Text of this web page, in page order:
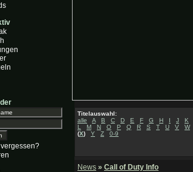
Titelauswahl:
alle
A B C D E F G H I J
K
L
M N O P Q R S T U V
W
(X) Y Z 0-9
News » Call of Duty Info